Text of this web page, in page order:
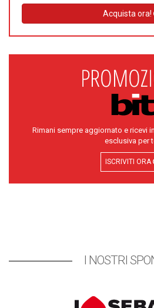
Acquista ora!
Rimani sempre aggiornato e ricevi
esclusiva per
ISCRIVITI ORA
I NOSTRI